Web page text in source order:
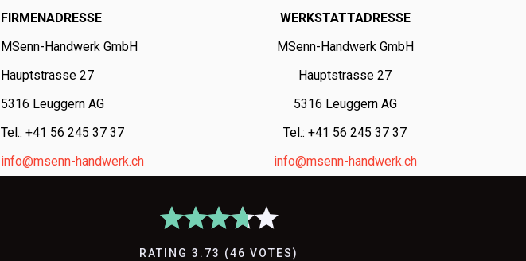
FIRMENADRESSE
MSenn-Handwerk GmbH
Hauptstrasse 27
5316 Leuggern AG
Tel.: +41 56 245 37 37
info@msenn-handwerk.ch
WERKSTATTADRESSE
MSenn-Handwerk GmbH
Hauptstrasse 27
5316 Leuggern AG
Tel.: +41 56 245 37 37
info@msenn-handwerk.ch
RATING3.73 (46 VOTES)